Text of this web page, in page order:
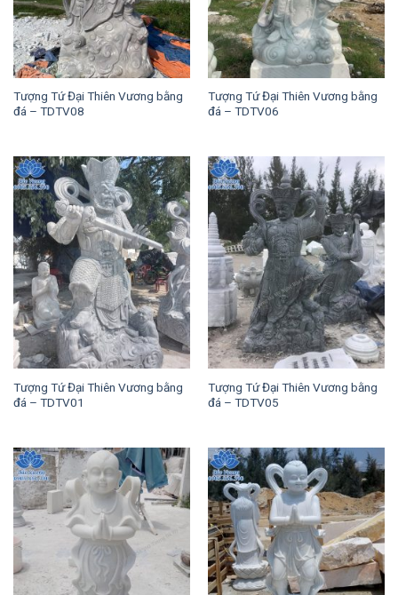
Tượng Tứ Đại Thiên Vương bằng
đá – TDTV08
Tượng Tứ Đại Thiên Vương bằng
đá – TDTV06
Tượng Tứ Đại Thiên Vương bằng
đá – TDTV01
Tượng Tứ Đại Thiên Vương bằng
đá – TDTV05